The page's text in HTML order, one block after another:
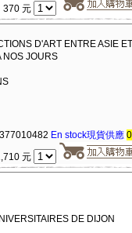
370 元
D'ART ENTRE ASIE ET
NOS JOURS
En stock現貨供應
元
DE DIJON